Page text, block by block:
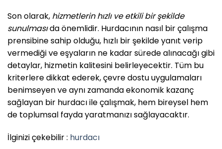
Son olarak, hizmetlerin hızlı ve etkili bir şekilde
sunulmasıda önemlidir. Hurdacının nasıl bir çalışma
prensibine sahip olduğu, hızlı bir şekilde yanıt verip
vermediği ve eşyaların ne kadar sürede alınacağı gibi
detaylar, hizmetin kalitesini belirleyecektir. Tüm bu
kriterlere dikkat ederek, çevre dostu uygulamaları
benimseyen ve aynı zamanda ekonomik kazanç
sağlayan bir hurdacı ile çalışmak, hem bireysel hem
de toplumsal fayda yaratmanızı sağlayacaktır.
İlginizi çekebilir : hurdacı